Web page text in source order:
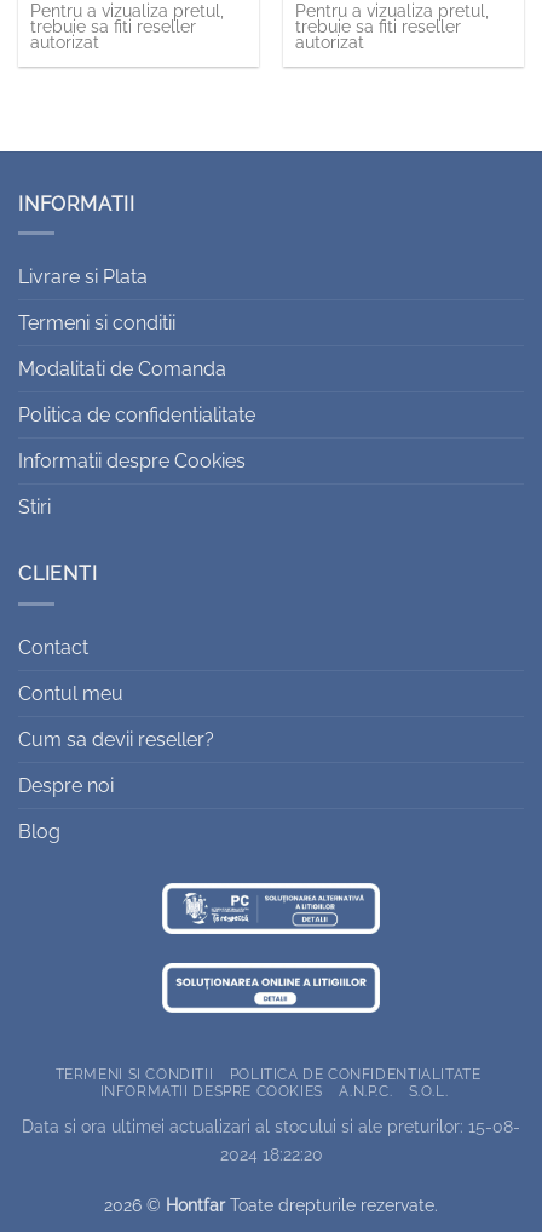
Pentru a vizualiza pretul,
trebuie sa fiti reseller
autorizat
Pentru a vizualiza pretul,
trebuie sa fiti reseller
autorizat
INFORMATII
Livrare si Plata
Termeni si conditii
Modalitati de Comanda
Politica de confidentialitate
Informatii despre Cookies
Stiri
CLIENTI
Contact
Contul meu
Cum sa devii reseller?
Despre noi
Blog
TERMENI SI CONDITII
POLITICA DE CONFIDENTIALITATE
INFORMATII DESPRE COOKIES
A.N.P.C. S.O.L.
Data si ora ultimei actualizari al stocului si ale preturilor: 15-08-
2024 18:22:20
2026 © HontfarToate drepturile rezervate.